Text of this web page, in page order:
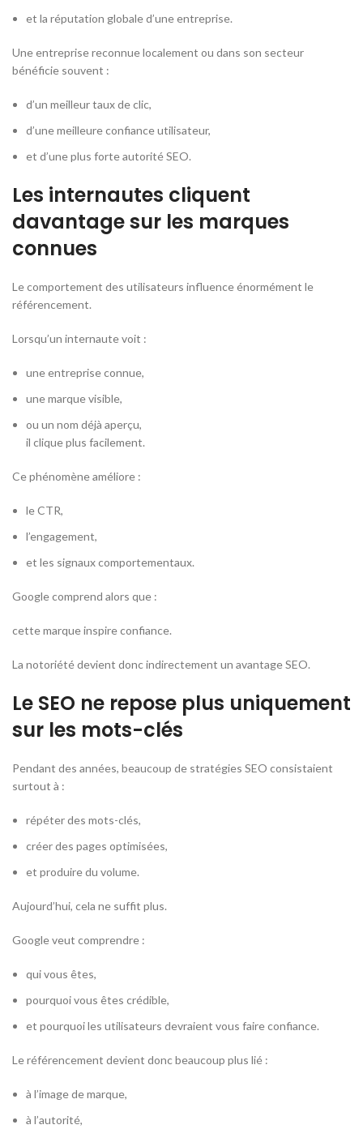
et la réputation globale d’une entreprise.
Une entreprise reconnue localement ou dans son secteur
bénéficie souvent :
d’un meilleur taux de clic,
d’une meilleure confiance utilisateur,
et d’une plus forte autorité SEO.
Les internautes cliquent
davantage sur les marques
connues
Le comportement des utilisateurs influence énormément le
référencement.
Lorsqu’un internaute voit :
une entreprise connue,
une marque visible,
ou un nom déjà aperçu,
il clique plus facilement.
Ce phénomène améliore :
le CTR,
l’engagement,
et les signaux comportementaux.
Google comprend alors que :
cette marque inspire confiance.
La notoriété devient donc indirectement un avantage SEO.
Le SEO ne repose plus uniquement
sur les mots-clés
Pendant des années, beaucoup de stratégies SEO consistaient
surtout à :
répéter des mots-clés,
créer des pages optimisées,
et produire du volume.
Aujourd’hui, cela ne suffit plus.
Google veut comprendre :
qui vous êtes,
pourquoi vous êtes crédible,
et pourquoi les utilisateurs devraient vous faire confiance.
Le référencement devient donc beaucoup plus lié :
à l’image de marque,
à l’autorité,